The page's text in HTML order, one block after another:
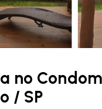
no
/ SP